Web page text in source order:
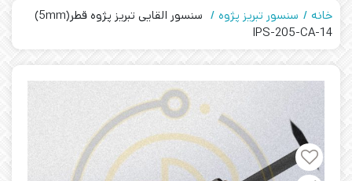
خانه سنسور تبریز پژوه
سنسور القایی تبریز پژوه قطر(5mm)
IPS-205-CA-14